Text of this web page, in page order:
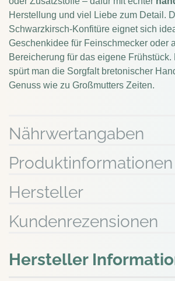
Herstellung und viel Liebe zum Detail.
Schwarzkirsch-Konfitüre eignet sich
Geschenkidee für Feinschmecker oder
Bereicherung für das eigene Frühstück.
spürt man die Sorgfalt bretonischer
Genuss wie zu Großmutters Zeiten.
Nährwertangaben
Produktinformationen
Hersteller
Kundenrezensionen
Hersteller